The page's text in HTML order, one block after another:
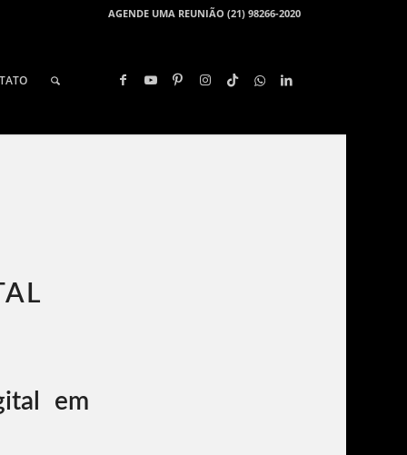
AGENDE UMA REUNIÃO (21) 98266-2020
em